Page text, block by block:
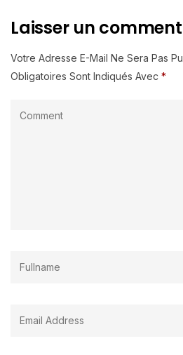
Laisser un
Votre Adresse E-Mail Ne Sera Pas
Obligatoires Sont Indiqués Avec *